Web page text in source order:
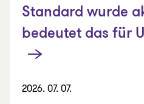
Standard wurde
bedeutet das für
2026. 07. 07.